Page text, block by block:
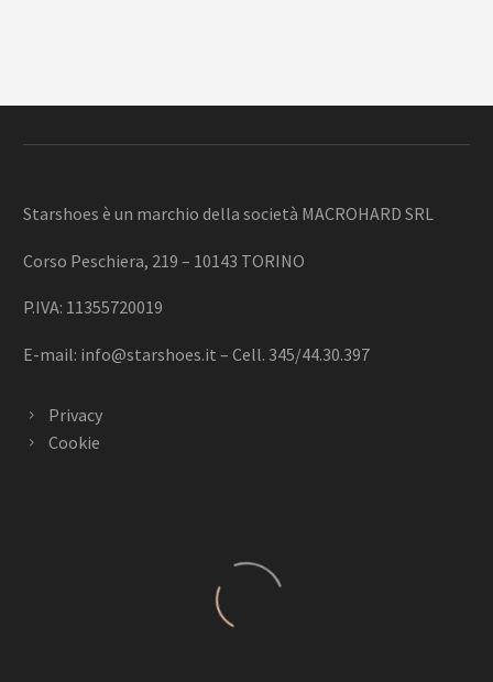
Starshoes è un marchio della società MACROHARD SRL
Corso Peschiera, 219 – 10143 TORINO
P.IVA: 11355720019
E-mail: info@starshoes.it – Cell. 345/44.30.397
Privacy
Cookie